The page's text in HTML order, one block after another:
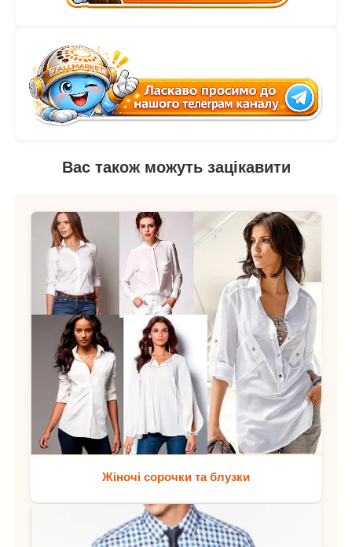
Вас також можуть зацікавити
Жіночі сорочки та блузки